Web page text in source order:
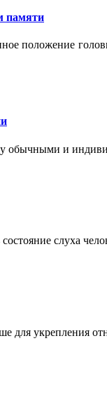
памяти
положение
и
слуха
укрепления